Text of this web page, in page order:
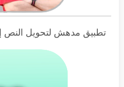
تطبيق مدهش لتحويل